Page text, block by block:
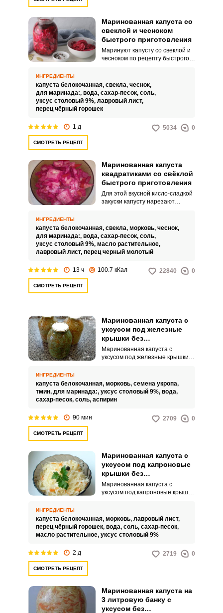
Маринованная капуста со
свеклой и чесноком
быстрого приготовления
Маринуют капусту со свеклой и
чесноком по рецепту быстрого
картофеля. Готовится капуста
за сутки и хорошо хранится в
холодильнике пару недель, не
перекисая.
ИНГРЕДИЕНТЫ
капуста белокочанная, свекла, чеснок,
для маринада:, вода, сахар-песок, соль,
уксус столовый 9%, лавровый лист,
перец чёрный горошек
1 д 5034 0
СМОТРЕТЬ РЕЦЕПТ
Маринованная капуста
квадратиками со свёклой
быстрого приготовления
Для этой вкусной кисло-сладкой
закуски капусту нарезают
красивого розового цвета,
похожими на листы цветка,
поэтому такую капусту
называют по-украински
Этому салату нужно 12 часов
для маринования и готовить его
ИНГРЕДИЕНТЫ
капуста белокочанная, свекла, морковь, чеснок,
для маринада:, вода, сахар-песок, соль,
уксус столовый 9%, масло растительное,
лавровый лист, перец черный молотый
13 ч 100.7 кКал 22840 0
СМОТРЕТЬ РЕЦЕПТ
Маринованная капуста с
уксусом под железные
крышки без
стерилизации на зиму
Маринованная капуста с
уксусом под железные крышки
ленивых хозяек. Приготовление
зимней консервации не
доставит никаких неудобств.
ИНГРЕДИЕНТЫ
капуста белокочанная, морковь, семена укропа,
тмин, для маринада:, уксус столовый 9%, вода,
сахар-песок, соль, аспирин
90 мин 2709 0
СМОТРЕТЬ РЕЦЕПТ
Маринованная капуста с
уксусом под капроновые
крышки без
стерилизации на зиму в
банках
Маринованная капуста с
уксусом под капроновые крышки
удивительной сочностью и
насыщенным вкусом. Такая
аппетитная закуска дополнит
стола, также ее просто можно
ИНГРЕДИЕНТЫ
капуста белокочанная, морковь, лавровый лист,
перец чёрный горошек, вода, соль, сахар-песок,
масло растительное, уксус столовый 9%
2 д 2719 0
СМОТРЕТЬ РЕЦЕПТ
Маринованная капуста на
3 литровую банку с
уксусом без